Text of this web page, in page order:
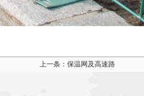
上一条：保温网及高速路